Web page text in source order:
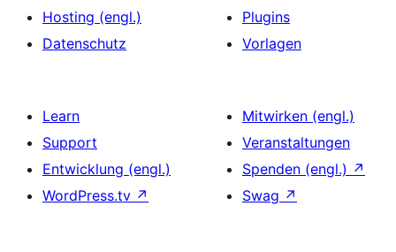
Hosting (engl.)
Datenschutz
Plugins
Vorlagen
Learn
Support
Entwicklung (engl.)
WordPress.tv ↗
Mitwirken (engl.)
Veranstaltungen
Spenden (engl.) ↗
Swag ↗